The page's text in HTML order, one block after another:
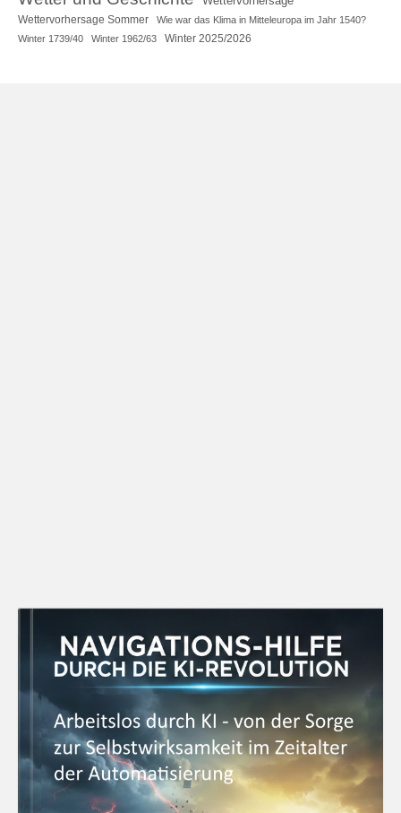
Wettervorhersage Sommer
Wie war das Klima in Mitteleuropa im Jahr 1540?
Winter 1739/40
Winter 1962/63 Winter 2025/2026